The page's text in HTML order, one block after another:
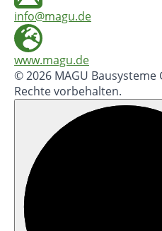
info@magu.de
www.magu.de
© 2026 MAGU Bausysteme
Rechte vorbehalten.